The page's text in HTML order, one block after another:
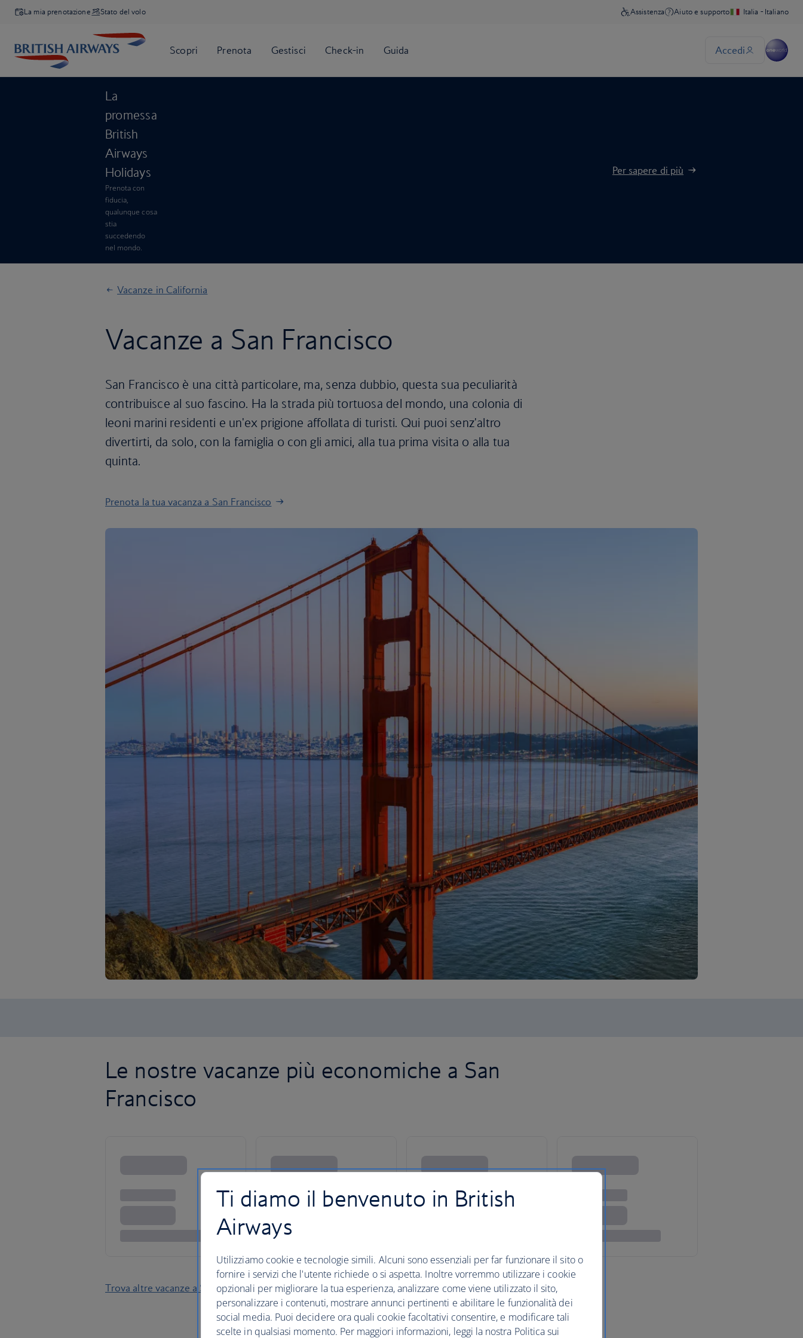
La mia prenotazione Stato del volo
La
promessa
British
Airways
Holidays
Prenota con
fiducia,
qualunque cosa
stia
succedendo
nel mondo.
Per sapere di più
Vacanze in California
Vacanze a San Francisco
San Francisco è una città particolare, ma, senza dubbio, questa sua peculiarità
contribuisce al suo fascino. Ha la strada più tortuosa del mondo, una colonia di
leoni marini residenti e un'ex prigione affollata di turisti. Qui puoi senz'altro
divertirti, da solo, con la famiglia o con gli amici, alla tua prima visita o alla tua
quinta.
Prenota la tua vacanza a San Francisco
Le nostre vacanze più economiche a San
Francisco
Trova altre vacanze a San Francisco
Ti diamo il benvenuto in British
Airways
Utilizziamo cookie e tecnologie simili. Alcuni sono essenziali per far funzionare il sito o
fornire i servizi che l'utente richiede o si aspetta. Inoltre vorremmo utilizzare i cookie
opzionali per migliorare la tua esperienza, analizzare come viene utilizzato il sito,
personalizzare i contenuti, mostrare annunci pertinenti e abilitare le funzionalità dei
social media. Puoi decidere ora quali cookie facoltativi consentire, e modificare tali
scelte in qualsiasi momento. Per maggiori informazioni, leggi la nostra Politica sui